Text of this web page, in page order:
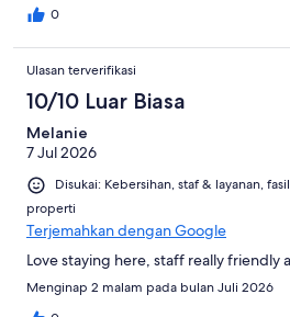
0
Ulasan terverifikasi
10/10 Luar Biasa
Melanie
7 Jul 2026
Disukai: Kebersihan, staf & layanan,
properti
Terjemahkan dengan Google
Love staying here, staff really friendly
Menginap 2 malam pada bulan Juli 2026